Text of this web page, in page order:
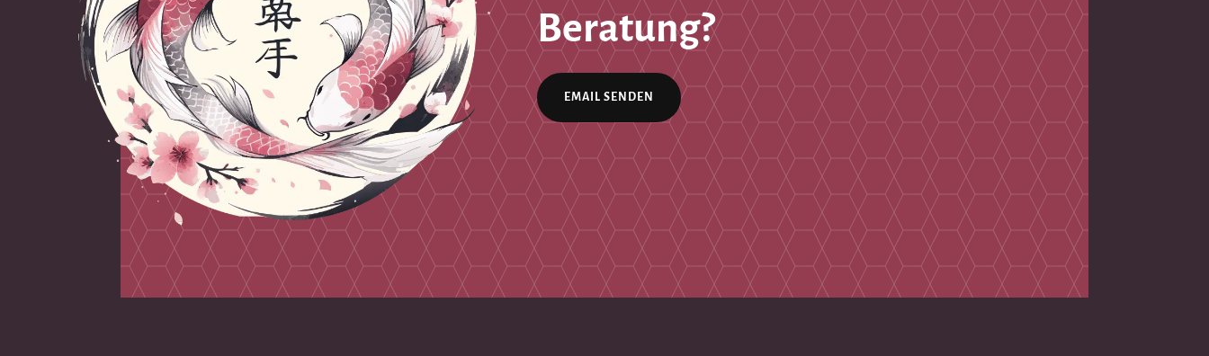
Beratung?
EMAIL SENDEN